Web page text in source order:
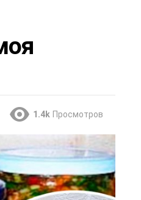
1.4k Просмотров